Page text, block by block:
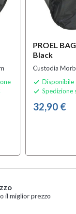
PROEL
Black
Custodia
 Disponibile
 Spedizione
32,90 €
il miglior prezzo